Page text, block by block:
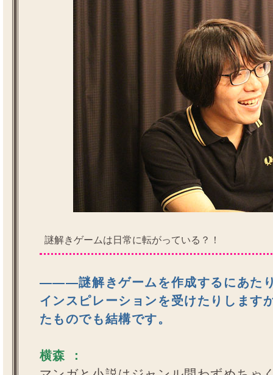
謎解きゲームは日常に転がっている？！
―――謎解きゲームを作成するにあた
インスピレーションを受けたりします
たものでも結構です。
横森 ：